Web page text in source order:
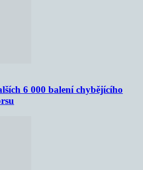
6 000 balení chybějícího